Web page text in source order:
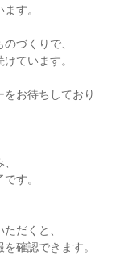
す。
づくりで、
ています。
お待ちしており
す。
だくと、
確認できます。